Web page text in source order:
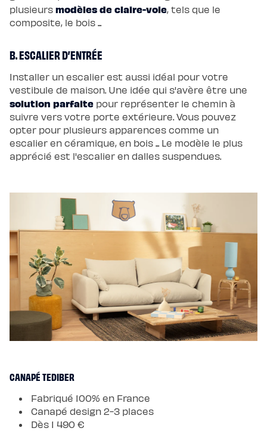
de
lit
plusieurs modèles de claire-voie, tels que le
composite, le bois ...
B. ESCALIER D’ENTRÉE
Installer un escalier est aussi idéal pour votre
vestibule de maison. Une idée qui s'avère être une
solution parfaite pour représenter le chemin à
suivre vers votre porte extérieure. Vous pouvez
opter pour plusieurs apparences comme un
escalier en céramique, en bois ... Le modèle le plus
apprécié est l'escalier en dalles suspendues.
CANAPÉ TEDIBER
Fabriqué 100% en France
Canapé design 2-3 places
Dès 1 490 €